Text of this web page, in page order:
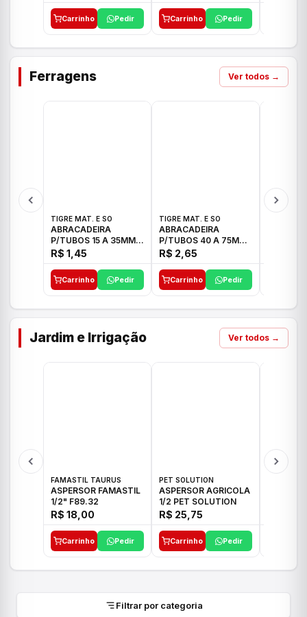
Carrinho Pedir Carrinho Pedir
Ferragens Ver todos →
TIGRE MAT. E SO
ABRACADEIRA
P/TUBOS 15 A 35MM
TIGRE
R$ 1,45
Carrinho Pedir
TIGRE MAT. E SO
ABRACADEIRA
P/TUBOS 40 A 75MM
TIGRE
R$ 2,65
Carrinho Pedir
Jardim e Irrigação Ver todos →
FAMASTIL TAURUS
ASPERSOR FAMASTIL
1/2" F89.32
R$ 18,00
Carrinho Pedir
PET SOLUTION
ASPERSOR AGRICOLA
1/2 PET SOLUTION
R$ 25,75
Carrinho Pedir
Filtrar por categoria